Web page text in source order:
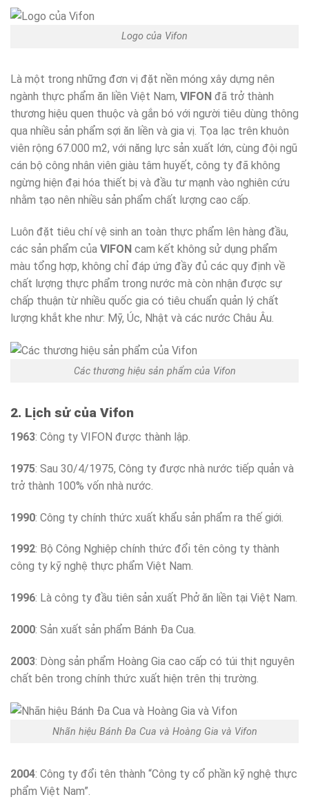
Logo của Vifon
Là một trong những đơn vị đặt nền móng xây dựng nên
ngành thực phẩm ăn liền Việt Nam, VIFON đã trở thành
thương hiệu quen thuộc và gắn bó với người tiêu dùng thông
qua nhiều sản phẩm sợi ăn liền và gia vị. Tọa lạc trên khuôn
viên rộng 67.000 m2, với năng lực sản xuất lớn, cùng đội ngũ
cán bộ công nhân viên giàu tâm huyết, công ty đã không
ngừng hiện đại hóa thiết bị và đầu tư mạnh vào nghiên cứu
nhằm tạo nên nhiều sản phẩm chất lượng cao cấp.
Luôn đặt tiêu chí vệ sinh an toàn thực phẩm lên hàng đầu,
các sản phẩm của VIFON cam kết không sử dụng phẩm
màu tổng hợp, không chỉ đáp ứng đầy đủ các quy định về
chất lượng thực phẩm trong nước mà còn nhận được sự
chấp thuận từ nhiều quốc gia có tiêu chuẩn quản lý chất
lượng khắt khe như: Mỹ, Úc, Nhật và các nước Châu Âu.
Các thương hiệu sản phẩm của Vifon
2. Lịch sử của Vifon
1963: Công ty VIFON được thành lập.
1975: Sau 30/4/1975, Công ty được nhà nước tiếp quản và
trở thành 100% vốn nhà nước.
1990: Công ty chính thức xuất khẩu sản phẩm ra thế giới.
1992: Bộ Công Nghiệp chính thức đổi tên công ty thành
công ty kỹ nghệ thực phẩm Việt Nam.
1996: Là công ty đầu tiên sản xuất Phở ăn liền tại Việt Nam.
2000: Sản xuất sản phẩm Bánh Đa Cua.
2003: Dòng sản phẩm Hoàng Gia cao cấp có túi thịt nguyên
chất bên trong chính thức xuất hiện trên thị trường.
Nhãn hiệu Bánh Đa Cua và Hoàng Gia và Vifon
2004: Công ty đổi tên thành “Công ty cổ phần kỹ nghệ thực
phẩm Việt Nam”.